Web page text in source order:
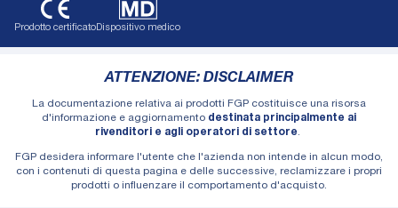
Prodotto certificatoDispositivo medico
ATTENZIONE: DISCLAIMER
La documentazione relativa ai prodotti FGP costituisce una risorsa
d'informazione e aggiornamento destinata principalmente ai
rivenditori e agli operatori di settore.
FGP desidera informare l'utente che l'azienda non intende in alcun modo,
con i contenuti di questa pagina e delle successive, reclamizzare i propri
prodotti o influenzare il comportamento d'acquisto.